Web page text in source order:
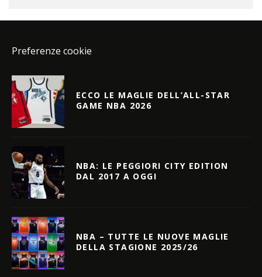
Preferenze cookie
ECCO LE MAGLIE DELL’ALL-STAR
GAME NBA 2026
NBA: LE PEGGIORI CITY EDITION
DAL 2017 A OGGI
NBA – TUTTE LE NUOVE MAGLIE
DELLA STAGIONE 2025/26